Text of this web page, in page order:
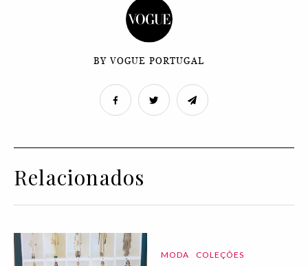
BY VOGUE PORTUGAL
Relacionados
MODA COLEÇÕES